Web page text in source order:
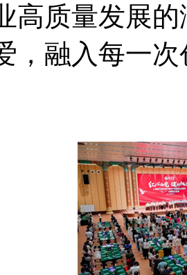
高质量发展
，融入每一